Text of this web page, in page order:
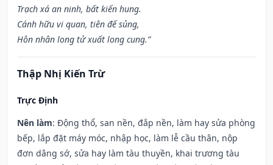
Trạch xá an ninh, bất kiến hung.
Cánh hữu vi quan, tiên đế sủng,
Hôn nhân long tử xuất long cung.”
Thập Nhị Kiến Trừ
Trực Định
Nên làm: Động thổ, san nền, đắp nền, làm hay sửa phòng
bếp, lắp đặt máy móc, nhập học, làm lễ cầu thân, nộp
đơn dâng sớ, sửa hay làm tàu thuyền, khai trương tàu